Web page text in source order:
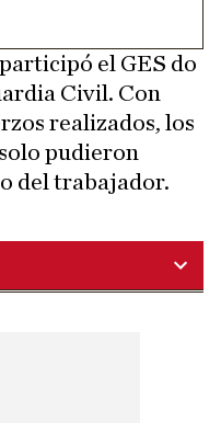
el GES do
Civil. Con
realizados, los
pudieron
del trabajador.